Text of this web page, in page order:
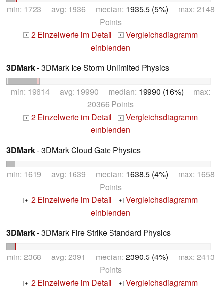
min: 1723 avg: 1936 median: 1935.5 (5%) max: 2148
Points
+ 2 Einzelwerte im Detail + Vergleichsdiagramm
einblenden
3DMark- 3DMark Ice Storm Unlimited Physics
min: 19614 avg: 19990 median: 19990 (16%) max:
20366 Points
+ 2 Einzelwerte im Detail + Vergleichsdiagramm
einblenden
3DMark- 3DMark Cloud Gate Physics
min: 1619 avg: 1639 median: 1638.5 (4%) max: 1658
Points
+ 2 Einzelwerte im Detail + Vergleichsdiagramm
einblenden
3DMark- 3DMark Fire Strike Standard Physics
min: 2368 avg: 2391 median: 2390.5 (4%) max: 2413
Points
+ 2 Einzelwerte im Detail + Vergleichsdiagramm